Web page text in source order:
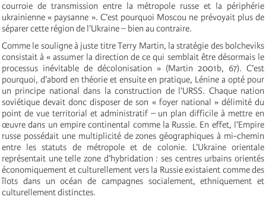
courroie de transmission entre la métropole russe et la périphérie
ukrainienne « paysanne ». C’est pourquoi Moscou ne prévoyait plus de
séparer cette région de l’Ukraine – bien au contraire.
Comme le souligne à juste titre Terry Martin, la stratégie des bolcheviks
consistait à « assumer la direction de ce qui semblait être désormais le
processus inévitable de décolonisation » (Martin 2001b, 67). C’est
pourquoi, d’abord en théorie et ensuite en pratique, Lénine a opté pour
un principe national dans la construction de l’URSS. Chaque nation
soviétique devait donc disposer de son « foyer national » délimité du
point de vue territorial et administratif – un plan difficile à mettre en
œuvre dans un empire continental comme la Russie. En effet, l’Empire
russe possédait une multiplicité de zones géographiques à mi-chemin
entre les statuts de métropole et de colonie. L’Ukraine orientale
représentait une telle zone d’hybridation : ses centres urbains orientés
économiquement et culturellement vers la Russie existaient comme des
îlots dans un océan de campagnes socialement, ethniquement et
culturellement distinctes.